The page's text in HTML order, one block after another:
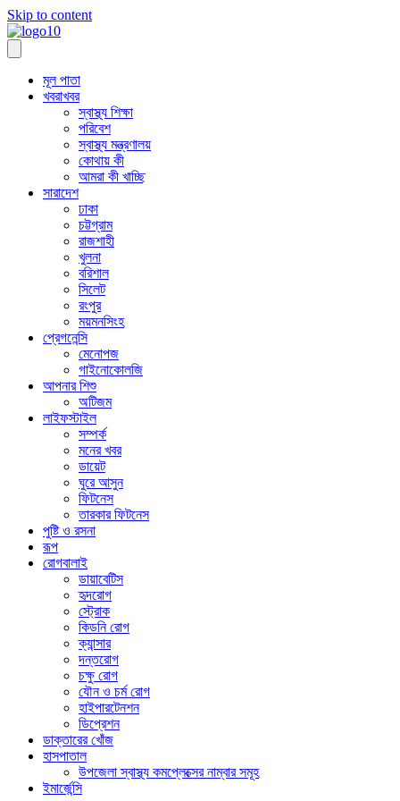
Skip to content
মূল পাতা
খবরাখবর
স্বাস্থ্য শিক্ষা
পরিবেশ
স্বাস্থ্য মন্ত্রণালয়
কোথায় কী
আমরা কী খাচ্ছি
সারাদেশ
ঢাকা
চট্টগ্রাম
রাজশাহী
খুলনা
বরিশাল
সিলেট
রংপুর
ময়মনসিংহ
প্রেগনেন্সি
মেনোপজ
গাইনোকোলজি
আপনার শিশু
অটিজম
লাইফস্টাইল
সম্পর্ক
মনের খবর
ডায়েট
ঘুরে আসুন
ফিটনেস
তারকার ফিটনেস
পুষ্টি ও রসনা
রূপ
রোগবালাই
ডায়াবেটিস
হৃদরোগ
স্ট্রোক
কিডনি রোগ
ক্যান্সার
দন্তরোগ
চক্ষু রোগ
যৌন ও চর্ম রোগ
হাইপারটেনশন
ডিপ্রেশন
ডাক্তারের খোঁজ
হাসপাতাল
উপজেলা স্বাস্থ্য কমপ্লেক্সের নাম্বার সমূহ
ইমার্জেন্সি